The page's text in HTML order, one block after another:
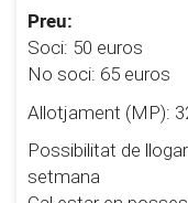
Preu:
Soci: 50 euros
No soci: 65 euros
Allotjament (MP):
Possibilitat de
setmana